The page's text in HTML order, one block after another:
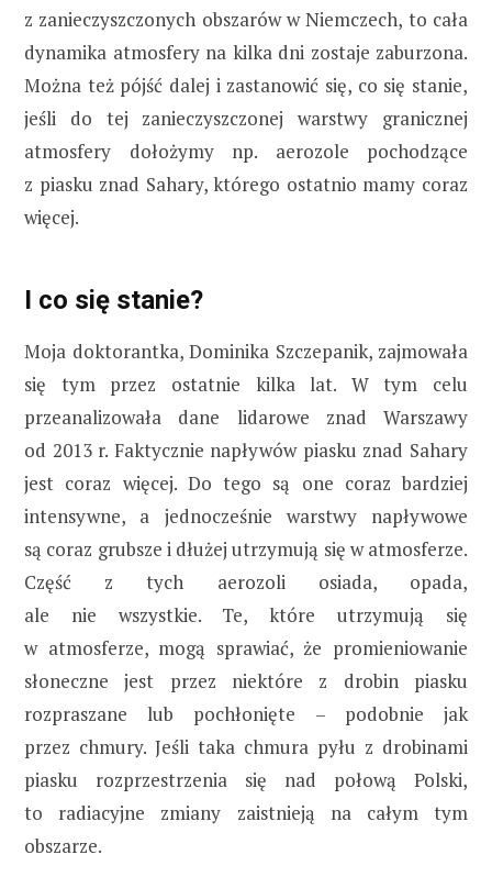
z zanieczyszczonych obszarów w Niemczech, to cała
dynamika atmosfery na kilka dni zostaje zaburzona.
Można też pójść dalej i zastanowić się, co się stanie,
jeśli do tej zanieczyszczonej warstwy granicznej
atmosfery dołożymy np. aerozole pochodzące
z piasku znad Sahary, którego ostatnio mamy coraz
więcej.
I co się stanie?
Moja doktorantka, Dominika Szczepanik, zajmowała
się tym przez ostatnie kilka lat. W tym celu
przeanalizowała dane lidarowe znad Warszawy
od 2013 r. Faktycznie napływów piasku znad Sahary
jest coraz więcej. Do tego są one coraz bardziej
intensywne, a jednocześnie warstwy napływowe
są coraz grubsze i dłużej utrzymują się w atmosferze.
Część z tych aerozoli osiada, opada,
ale nie wszystkie. Te, które utrzymują się
w atmosferze, mogą sprawiać, że promieniowanie
słoneczne jest przez niektóre z drobin piasku
rozpraszane lub pochłonięte – podobnie jak
przez chmury. Jeśli taka chmura pyłu z drobinami
piasku rozprzestrzenia się nad połową Polski,
to radiacyjne zmiany zaistnieją na całym tym
obszarze.